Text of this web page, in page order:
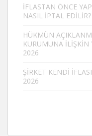
İFLASTAN ÖNCE
NASIL İPTAL EDİLİR?
HÜKMÜN
KURUMUNA İLİŞKİN
2026
ŞİRKET KENDİ
2026